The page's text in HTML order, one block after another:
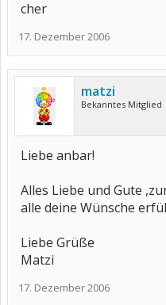
cher
17. Dezember 2006
matzi
Bekanntes Mitglied
Liebe anbar!
Alles Liebe und Gute
alle deine Wünsche
Liebe Grüße
Matzi
17. Dezember 2006